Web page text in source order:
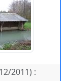
2011) :